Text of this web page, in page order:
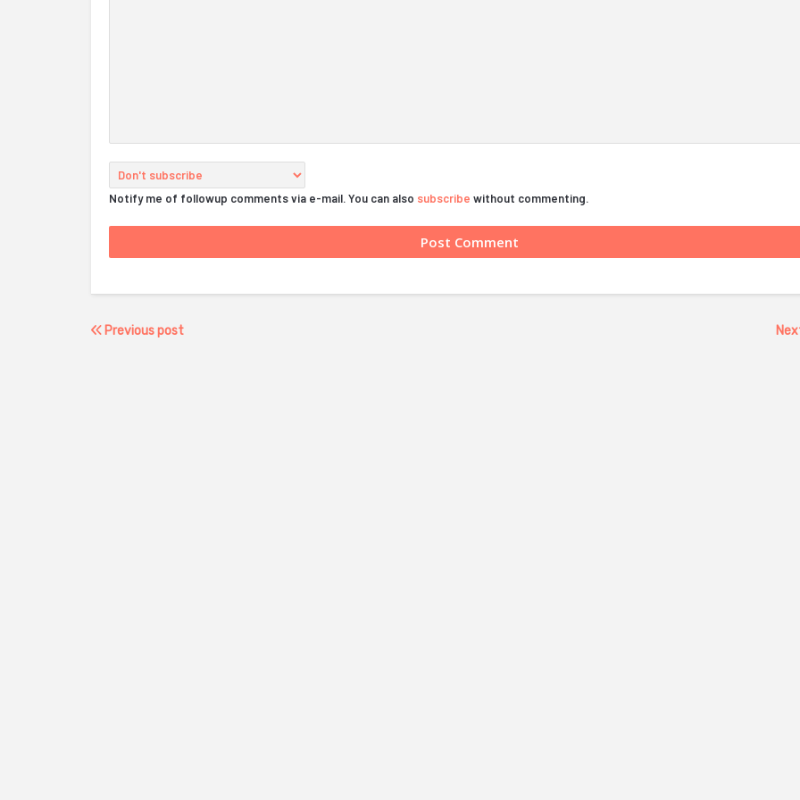
Notify me of followup comments via e-mail. You can also subscribe without commenting.
Previous post